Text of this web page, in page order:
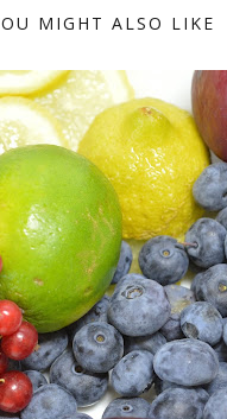
MIGHT ALSO LIKE